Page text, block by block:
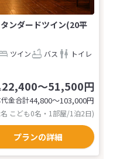
ンダードツイン(20平
ツイン バス
トイレ
22,400～51,500円
金合計44,800〜103,000円
こども0名・1部屋/1泊2日)
プランの詳細